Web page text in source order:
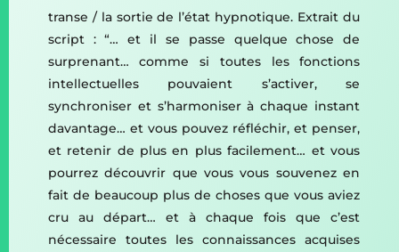
transe / la sortie de l’état hypnotique. Extrait du
script : “… et il se passe quelque chose de
surprenant… comme si toutes les fonctions
intellectuelles pouvaient s’activer, se
synchroniser et s’harmoniser à chaque instant
davantage… et vous pouvez réfléchir, et penser,
et retenir de plus en plus facilement… et vous
pourrez découvrir que vous vous souvenez en
fait de beaucoup plus de choses que vous aviez
cru au départ… et à chaque fois que c’est
nécessaire toutes les connaissances acquises